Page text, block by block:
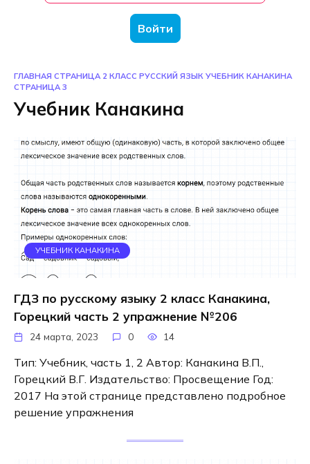
Войти
ГЛАВНАЯ СТРАНИЦА 2 КЛАСС РУССКИЙ ЯЗЫК УЧЕБНИК КАНАКИНА
СТРАНИЦА 3
Учебник Канакина
УЧЕБНИК КАНАКИНА
ГДЗ по русскому языку 2 класс Канакина,
Горецкий часть 2 упражнение №206
24 марта, 2023 0 14
Тип: Учебник, часть 1, 2 Автор: Канакина В.П.,
Горецкий В.Г. Издательство: Просвещение Год:
2017 На этой странице представлено подробное
решение упражнения